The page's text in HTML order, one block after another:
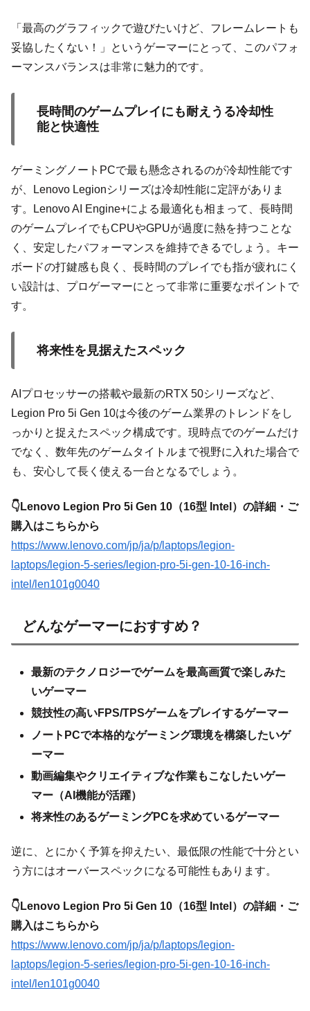
「最高のグラフィックで遊びたいけど、フレームレートも
妥協したくない！」というゲーマーにとって、このパフォ
ーマンスバランスは非常に魅力的です。
長時間のゲームプレイにも耐えうる冷却性
能と快適性
ゲーミングノートPCで最も懸念されるのが冷却性能です
が、Lenovo Legionシリーズは冷却性能に定評がありま
す。Lenovo AI Engine+による最適化も相まって、長時間
のゲームプレイでもCPUやGPUが過度に熱を持つことな
く、安定したパフォーマンスを維持できるでしょう。キー
ボードの打鍵感も良く、長時間のプレイでも指が疲れにく
い設計は、プロゲーマーにとって非常に重要なポイントで
す。
将来性を見据えたスペック
AIプロセッサーの搭載や最新のRTX 50シリーズなど、
Legion Pro 5i Gen 10は今後のゲーム業界のトレンドをし
っかりと捉えたスペック構成です。現時点でのゲームだけ
でなく、数年先のゲームタイトルまで視野に入れた場合で
も、安心して長く使える一台となるでしょう。
👇Lenovo Legion Pro 5i Gen 10（16型 Intel）の詳細・ご
購入はこちらから
https://www.lenovo.com/jp/ja/p/laptops/legion-
laptops/legion-5-series/legion-pro-5i-gen-10-16-inch-
intel/len101g0040
どんなゲーマーにおすすめ？
最新のテクノロジーでゲームを最高画質で楽しみた
いゲーマー
競技性の高いFPS/TPSゲームをプレイするゲーマー
ノートPCで本格的なゲーミング環境を構築したいゲ
ーマー
動画編集やクリエイティブな作業もこなしたいゲー
マー（AI機能が活躍）
将来性のあるゲーミングPCを求めているゲーマー
逆に、とにかく予算を抑えたい、最低限の性能で十分とい
う方にはオーバースペックになる可能性もあります。
👇Lenovo Legion Pro 5i Gen 10（16型 Intel）の詳細・ご
購入はこちらから
https://www.lenovo.com/jp/ja/p/laptops/legion-
laptops/legion-5-series/legion-pro-5i-gen-10-16-inch-
intel/len101g0040